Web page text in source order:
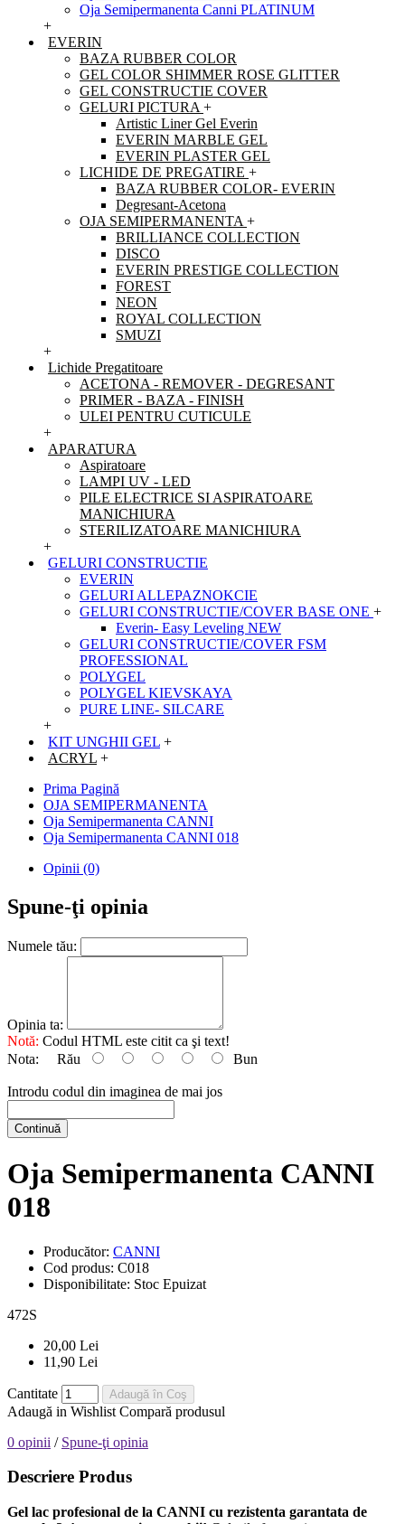
Oja Semipermanenta Canni PLATINUM
+
EVERIN
BAZA RUBBER COLOR
GEL COLOR SHIMMER ROSE GLITTER
GEL CONSTRUCTIE COVER
GELURI PICTURA +
Artistic Liner Gel Everin
EVERIN MARBLE GEL
EVERIN PLASTER GEL
LICHIDE DE PREGATIRE +
BAZA RUBBER COLOR- EVERIN
Degresant-Acetona
OJA SEMIPERMANENTA +
BRILLIANCE COLLECTION
DISCO
EVERIN PRESTIGE COLLECTION
FOREST
NEON
ROYAL COLLECTION
SMUZI
+
Lichide Pregatitoare
ACETONA - REMOVER - DEGRESANT
PRIMER - BAZA - FINISH
ULEI PENTRU CUTICULE
+
APARATURA
Aspiratoare
LAMPI UV - LED
PILE ELECTRICE SI ASPIRATOARE
MANICHIURA
STERILIZATOARE MANICHIURA
+
GELURI CONSTRUCTIE
EVERIN
GELURI ALLEPAZNOKCIE
GELURI CONSTRUCTIE/COVER BASE ONE +
Everin- Easy Leveling NEW
GELURI CONSTRUCTIE/COVER FSM
PROFESSIONAL
POLYGEL
POLYGEL KIEVSKAYA
PURE LINE- SILCARE
+
KIT UNGHII GEL +
ACRYL +
Prima Pagină
OJA SEMIPERMANENTA
Oja Semipermanenta CANNI
Oja Semipermanenta CANNI 018
Opinii (0)
Spune-ţi opinia
Numele tău:
Opinia ta:
Notă: Codul HTML este citit ca şi text!
Nota: Rău Bun
Introdu codul din imaginea de mai jos
Continuă
Oja Semipermanenta CANNI
018
Producător: CANNI
Cod produs: C018
Disponibilitate: Stoc Epuizat
472S
20,00 Lei
11,90 Lei
Cantitate Adaugă în Coş
Adaugă in Wishlist Compară produsul
0 opinii / Spune-ţi opinia
Descriere Produs
Gel lac profesional de la CANNI cu rezistenta garantata de